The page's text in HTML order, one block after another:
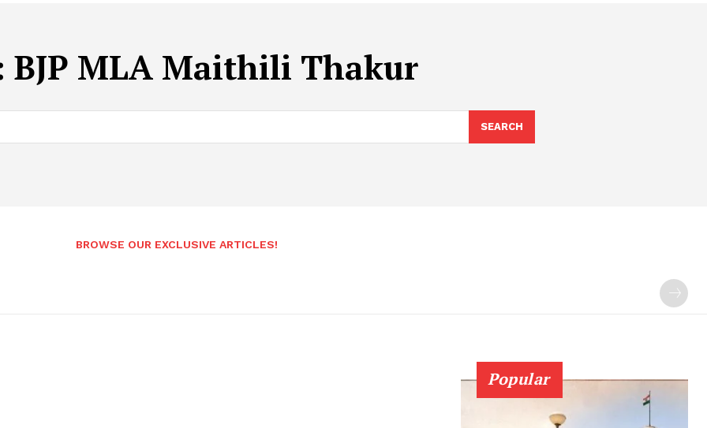
BJP MLA Maithili Thakur
SEARCH
BROWSE OUR EXCLUSIVE ARTICLES!
Popular